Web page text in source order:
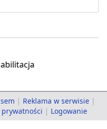
| Reklama w serwisie |
prywatności | Logowanie